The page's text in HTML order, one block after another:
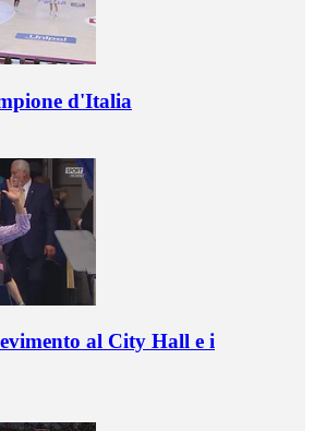
d'Italia
al City Hall e i